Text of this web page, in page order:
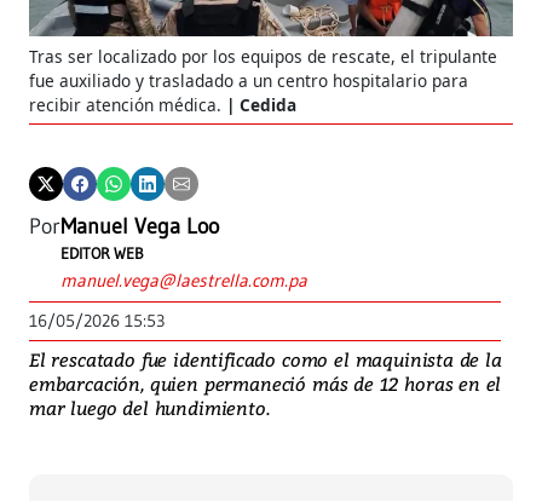
Tras ser localizado por los equipos de rescate, el tripulante
fue auxiliado y trasladado a un centro hospitalario para
recibir atención médica.
Cedida
PorManuel Vega Loo
EDITOR WEB
manuel.vega@laestrella.com.pa
16/05/2026 15:53
El rescatado fue identificado como el maquinista de la
embarcación, quien permaneció más de 12 horas en el
mar luego del hundimiento.